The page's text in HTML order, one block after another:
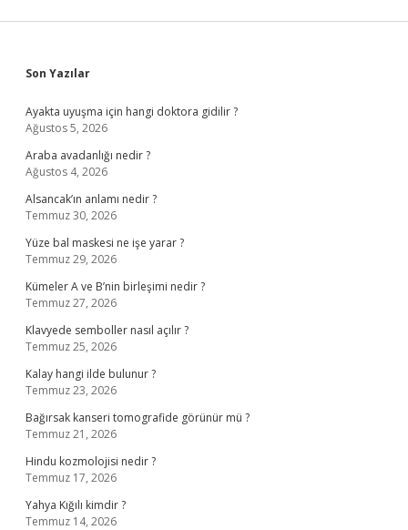
Sidebar
Son Yazılar
Ayakta uyuşma için hangi doktora gidilir ?
Ağustos 5, 2026
Araba avadanlığı nedir ?
Ağustos 4, 2026
Alsancak’ın anlamı nedir ?
Temmuz 30, 2026
Yüze bal maskesi ne işe yarar ?
Temmuz 29, 2026
Kümeler A ve B’nin birleşimi nedir ?
Temmuz 27, 2026
Klavyede semboller nasıl açılır ?
Temmuz 25, 2026
Kalay hangi ilde bulunur ?
Temmuz 23, 2026
Bağırsak kanseri tomografide görünür mü ?
Temmuz 21, 2026
Hindu kozmolojisi nedir ?
Temmuz 17, 2026
Yahya Kığılı kimdir ?
Temmuz 14, 2026